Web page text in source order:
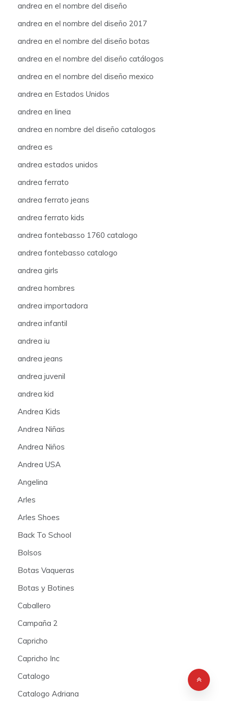
andrea en el nombre del diseño
andrea en el nombre del diseño 2017
andrea en el nombre del diseño botas
andrea en el nombre del diseño catálogos
andrea en el nombre del diseño mexico
andrea en Estados Unidos
andrea en linea
andrea en nombre del diseño catalogos
andrea es
andrea estados unidos
andrea ferrato
andrea ferrato jeans
andrea ferrato kids
andrea fontebasso 1760 catalogo
andrea fontebasso catalogo
andrea girls
andrea hombres
andrea importadora
andrea infantil
andrea iu
andrea jeans
andrea juvenil
andrea kid
Andrea Kids
Andrea Niñas
Andrea Niños
Andrea USA
Angelina
Arles
Arles Shoes
Back To School
Bolsos
Botas Vaqueras
Botas y Botines
Caballero
Campaña 2
Capricho
Capricho Inc
Catalogo
Catalogo Adriana